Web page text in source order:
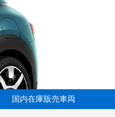
国内在庫販売車両